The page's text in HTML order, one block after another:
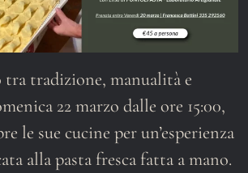
tradizione, manualità e
22 marzo dalle ore 15:00,
le sue cucine per un’esperienza
alla pasta fresca fatta a mano.